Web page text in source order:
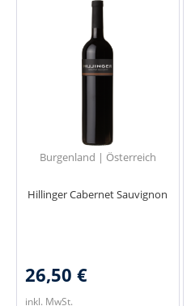
Burgenland | Österreich
Hillinger Cabernet Sauvignon
26,50 €
inkl. MwSt.